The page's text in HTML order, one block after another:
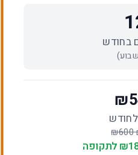
בחודש
₪
600
לתקופה